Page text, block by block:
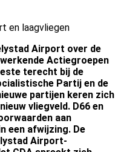
en laagvliegen
Airport over de
Actiegroepen
terecht bij de
Partij en de
partijen keren zich
vliegveld. D66 en
aan
een afwijzing. De
Airport-